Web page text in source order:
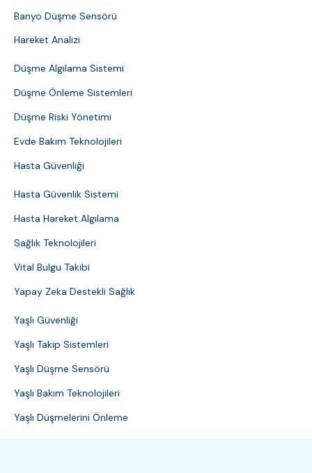
Banyo Düşme Sensörü
Hareket Analizi
Düşme Algılama Sistemi
Düşme Önleme Sistemleri
Düşme Riski Yönetimi
Evde Bakım Teknolojileri
Hasta Güvenliği
Hasta Güvenlik Sistemi
Hasta Hareket Algılama
Sağlık Teknolojileri
Vital Bulgu Takibi
Yapay Zeka Destekli Sağlık
Yaşlı Güvenliği
Yaşlı Takip Sistemleri
Yaşlı Düşme Sensörü
Yaşlı Bakım Teknolojileri
Yaşlı Düşmelerini Önleme